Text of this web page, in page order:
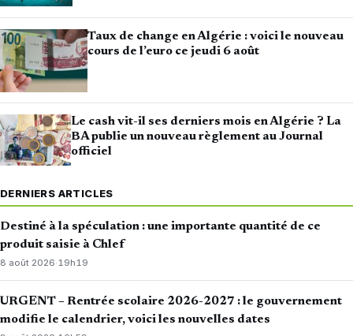
Taux de change en Algérie : voici le nouveau
cours de l’euro ce jeudi 6 août
Le cash vit-il ses derniers mois en Algérie ? La
BA publie un nouveau règlement au Journal
officiel
DERNIERS ARTICLES
Destiné à la spéculation : une importante quantité de ce
produit saisie à Chlef
8 août 2026·19h19
URGENT – Rentrée scolaire 2026-2027 : le gouvernement
modifie le calendrier, voici les nouvelles dates